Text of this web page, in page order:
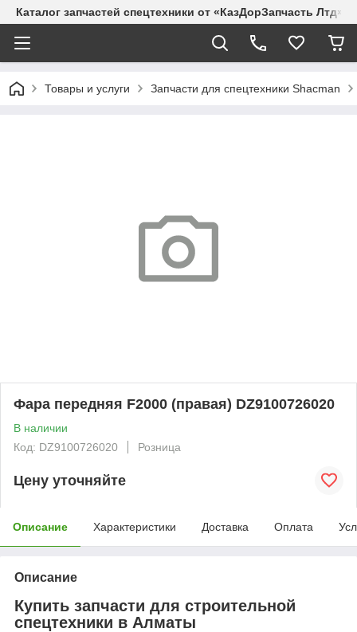
Каталог запчастей спецтехники от «КазДорЗапчасть Лтд»
Товары и услуги Запчасти для спецтехники Shacman
Фара передняя F2000 (правая) DZ9100726020
В наличии
Код: DZ9100726020
Розница
Цену уточняйте
Описание Характеристики Доставка Оплата
Описание
Купить запчасти для строительной
спецтехники в Алматы